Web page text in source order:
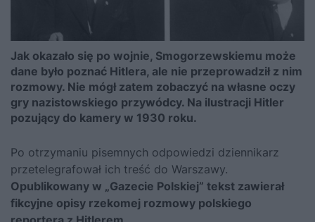
Jak okazało się po wojnie, Smogorzewskiemu może
dane było poznać Hitlera, ale nie przeprowadził z nim
rozmowy. Nie mógł zatem zobaczyć na własne oczy
gry nazistowskiego przywódcy. Na ilustracji Hitler
pozujący do kamery w 1930 roku.
Po otrzymaniu pisemnych odpowiedzi dziennikarz
przetelegrafował ich treść do Warszawy.
Opublikowany w „Gazecie Polskiej” tekst zawierał
fikcyjne opisy rzekomej rozmowy polskiego